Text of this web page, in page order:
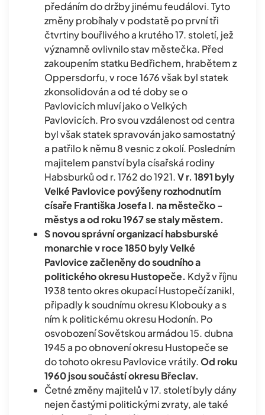
předáním do držby jinému feudálovi. Tyto
změny probíhaly v podstatě po první tři
čtvrtiny bouřlivého a krutého 17. století, jež
významně ovlivnilo stav městečka. Před
zakoupením statku Bedřichem, hrabětem z
Oppersdorfu, v roce 1676 však byl statek
zkonsolidován a od té doby se o
Pavlovicích mluví jako o Velkých
Pavlovicích. Pro svou vzdálenost od centra
byl však statek spravován jako samostatný
a patřilo k němu 8 vesnic z okolí. Posledním
majitelem panství byla císařská rodiny
Habsburků od r. 1762 do 1921.V r. 1891 byly
Velké Pavlovice povýšeny rozhodnutím
císaře Františka Josefa I. na městečko -
městys a od roku 1967 se staly městem.
S novou správní organizací habsburské
monarchie v roce 1850 byly Velké
Pavlovice začleněny do soudního a
politického okresu Hustopeče. Když v říjnu
1938 tento okres okupací Hustopečí zanikl,
připadly k soudnímu okresu Klobouky a s
ním k politickému okresu Hodonín. Po
osvobození Sovětskou armádou 15. dubna
1945 a po obnovení okresu Hustopeče se
do tohoto okresu Pavlovice vrátily.Od roku
1960 jsou součástí okresu Břeclav.
Četné změny majitelů v 17. století byly dány
nejen častými politickými zvraty, ale také